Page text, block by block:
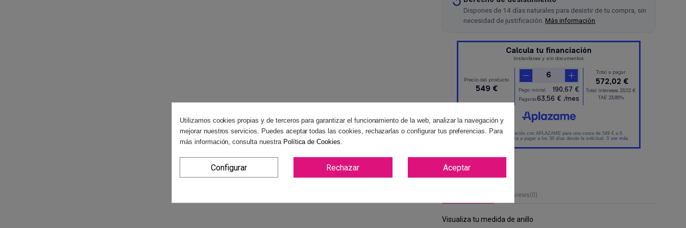
Dispones de 14 días naturales para desistir de tu compra, sin
necesidad de justificación.Más información
Reviews(0)
Visualiza tu medida de anillo
Utilizamos cookies propias y de terceros para garantizar el funcionamiento de la web, analizar la navegación y
mejorar nuestros servicios. Puedes aceptar todas las cookies, rechazarlas o configurar tus preferencias. Para
más información, consulta nuestra Política de Cookies
Configurar Rechazar Aceptar